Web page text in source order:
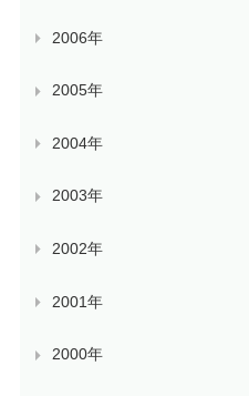
2006年
2005年
2004年
2003年
2002年
2001年
2000年